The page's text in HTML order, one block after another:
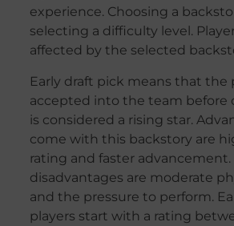
experience. Choosing a
selecting a difficulty level.
affected by the selected
Early draft pick means that the
accepted into the team before
is considered a rising star.
come with this backstory are
rating and faster advancement.
disadvantages are moderate
and the pressure to perform.
players start with a rating